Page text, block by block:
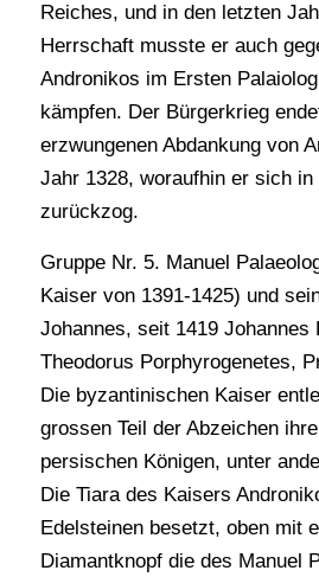
Reiches, und in den letzten
Herrschaft musste er auch
Andronikos im Ersten
kämpfen. Der Bürgerkrieg
erzwungenen Abdankung von
Jahr 1328, woraufhin er sich in
zurückzog.
Gruppe Nr. 5. Manuel
Kaiser von 1391-1425) und
Johannes, seit 1419 Johannes
Theodorus Porphyrogenetes,
Die byzantinischen Kaiser
grossen Teil der Abzeichen
persischen Königen, unter
Die Tiara des Kaisers
Edelsteinen besetzt, oben mit
Diamantknopf die des Manuel